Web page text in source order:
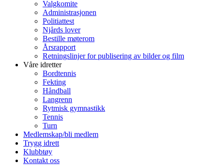
Valgkomite
Administrasjonen
Politiattest
Njårds lover
Bestille møterom
Årsrapport
Retningslinjer for publisering av bilder og film
Våre idretter
Bordtennis
Fekting
Håndball
Langrenn
Rytmisk gymnastikk
Tennis
Turn
Medlemskap/bli medlem
Trygg idrett
Klubbtøy
Kontakt oss